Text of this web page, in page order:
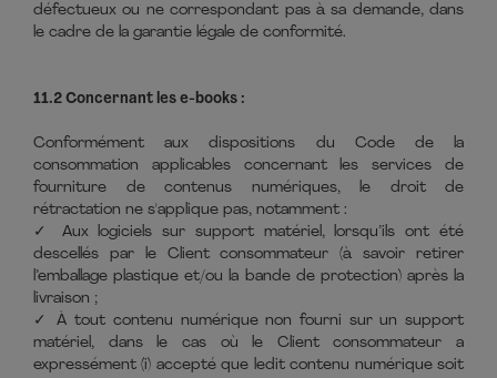
défectueux ou ne correspondant pas à sa demande, dans
le cadre de la garantie légale de conformité.
11.2 Concernant les e-books :
Conformément aux dispositions du Code de la
consommation applicables concernant les services de
fourniture de contenus numériques, le droit de
rétractation ne s'applique pas, notamment :
✓ Aux logiciels sur support matériel, lorsqu’ils ont été
descellés par le Client consommateur (à savoir retirer
l’emballage plastique et/ou la bande de protection) après la
livraison ;
✓ À tout contenu numérique non fourni sur un support
matériel, dans le cas où le Client consommateur a
expressément (i) accepté que ledit contenu numérique soit